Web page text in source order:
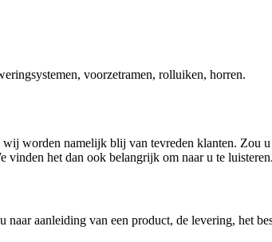
voorzetramen, rolluiken, horren.
worden namelijk blij van tevreden klanten.
vinden het dan ook belangrijk om naar u te luisteren.
aanleiding van een product, de levering, het